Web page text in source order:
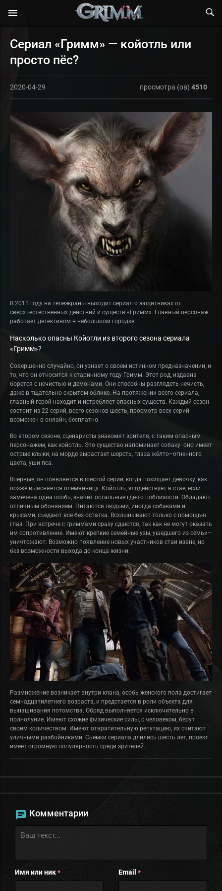
Сериал «Гримм» — койотль или
просто пёс?
2020-04-29 просмотра (ов) 4510
В 2011 году на телеэкраны выходит сериал о защитниках от
сверхъестественных действий и существ «Гримм». Главный персонаж
работает детективом в небольшом городке.
Насколько опасны Койотли из второго сезона сериала
«Гримм»?
Совершенно случайно, он узнает о своем истинном предназначении, и
то, что он относится к старинному году Гримм. Этот род, издавна
борется с нечистью и демонами. Они способны разглядеть нечисть,
даже в тщательно скрытом облике. На протяжении всего сериала,
главный герой находит и истребляет опасных существ. Каждый сезон
состоит из 22 серий, всего сезонов шесть, просмотр всех серий
возможен в онлайн, бесплатно.
Во втором сезоне, сценаристы знакомят зрителя, с таким опасным
персонажем, как койотль. Это существо напоминает собаку: оно имеет
острые клыки, на морде вырастает шерсть, глаза жёлто–огненного
цвета, уши пса.
Впервые, он появляется в шестой серии, когда похищает девочку, как
позже выясняется племянницу. Койотль, злодействует в стае, если
замечена одна особь, значит остальные где-то поблизости. Обладают
отличным обонянием. Питаются людьми, иногда собаками и
крысами, съедают все без остатка. Всхлынывают только с помощью
глаз. При встрече с гриммами сразу сдаются, так как не могут оказать
им сопротивление. Имеют крепкие семейные узы, ушедшего из семьи–
уничтожают. Возможно появление новых участников стаи извне, но
без возможности выхода до конца жизни.
Размножение возникает внутри клана, особь женского пола достигает
семнадцатилетнего возраста, и предстается в роли объекта для
вынашивания потомства. Обряд выполняется исключительно в
полнолуние. Имеют схожие физические силы, с человеком, берут
своим количеством. Имеют отвратительную репутацию, их считают
уличными разбойниками. Сьемки сериала длились шесть лет, проект
имеет огромную популярность среди зрителей.
Комментарии
Имя или ник * Email *